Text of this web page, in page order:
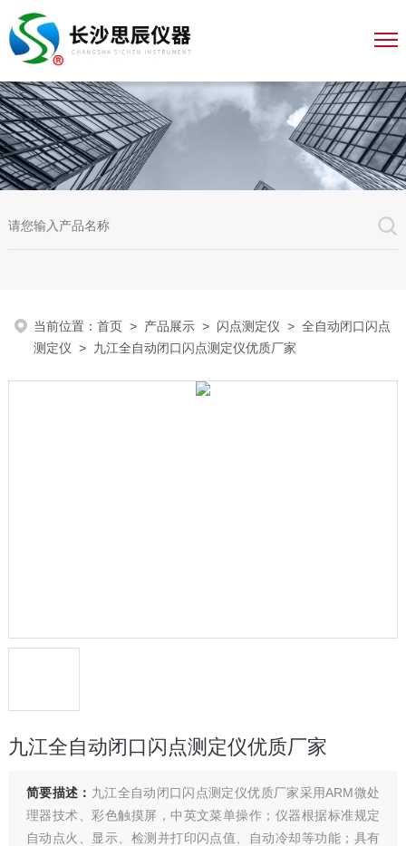
当前位置：首页 > 产品展示 > 闪点测定仪 >全自动闭口闪点
测定仪 > 九江全自动闭口闪点测定仪优质厂家
九江全自动闭口闪点测定仪优质厂家
简要描述： 九江全自动闭口闪点测定仪优质厂家采用ARM微处
理器技术、彩色触摸屏，中英文菜单操作；仪器根据标准规定
自动点火、显示、检测并打印闪点值、自动冷却等功能；具有